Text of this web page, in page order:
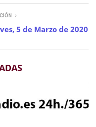
5 de Marzo de 2020